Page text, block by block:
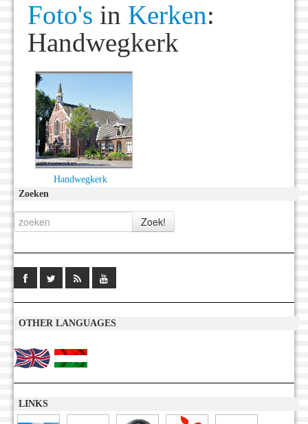
Foto's in Kerken:
Handwegkerk
Handwegkerk
Zoeken
OTHER LANGUAGES
LINKS